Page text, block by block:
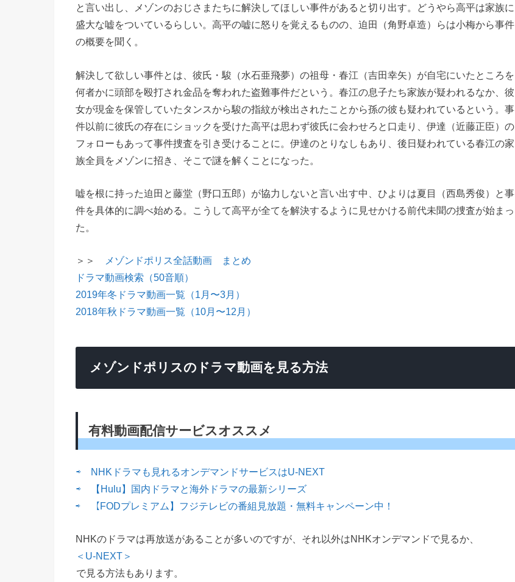
と言い出し、メゾンのおじさまたちに解決してほしい事件があると切り出す。どうやら高平は家族に
盛大な嘘をついているらしい。高平の嘘に怒りを覚えるものの、迫田（角野卓造）らは小梅から事件
の概要を聞く。
解決して欲しい事件とは、彼氏・駿（水石亜飛夢）の祖母・春江（吉田幸矢）が自宅にいたところを
何者かに頭部を殴打され金品を奪われた盗難事件だという。春江の息子たち家族が疑われるなか、彼
女が現金を保管していたタンスから駿の指紋が検出されたことから孫の彼も疑われているという。事
件以前に彼氏の存在にショックを受けた高平は思わず彼氏に会わせろと口走り、伊達（近藤正臣）の
フォローもあって事件捜査を引き受けることに。伊達のとりなしもあり、後日疑われている春江の家
族全員をメゾンに招き、そこで謎を解くことになった。
嘘を根に持った迫田と藤堂（野口五郎）が協力しないと言い出す中、ひよりは夏目（西島秀俊）と事
件を具体的に調べ始める。こうして高平が全てを解決するように見せかける前代未聞の捜査が始まっ
た。
＞＞
メゾンドポリス全話動画 まとめ
ドラマ動画検索（50音順）
2019年冬ドラマ動画一覧（1月〜3月）
2018年秋ドラマ動画一覧（10月〜12月）
メゾンドポリスのドラマ動画を見る方法
有料動画配信サービスオススメ
⇨ NHKドラマも見れるオンデマンドサービスはU-NEXT
⇨ 【Hulu】国内ドラマと海外ドラマの最新シリーズ
⇨ 【FODプレミアム】フジテレビの番組見放題・無料キャンペーン中！
NHKのドラマは再放送があることが多いのですが、それ以外はNHKオンデマンドで見るか、
＜U-NEXT＞
で見る方法もあります。